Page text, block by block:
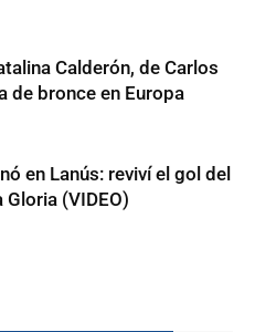
Calderón, de Carlos
de bronce en Europa
en Lanús: reviví el gol del
(VIDEO)